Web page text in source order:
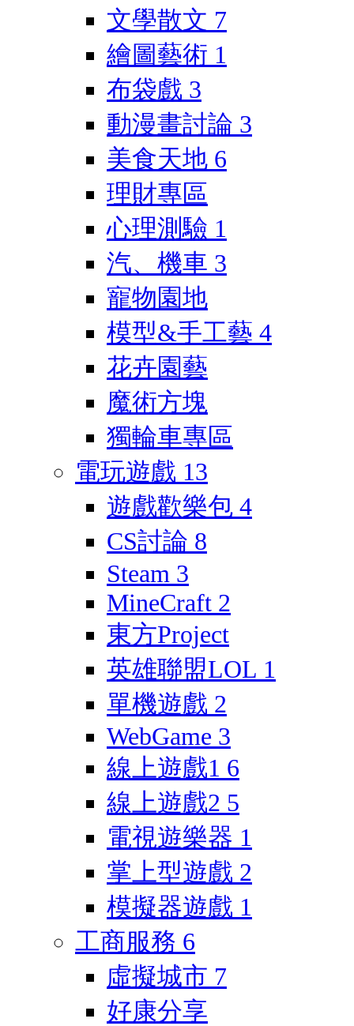
文學散文 7
繪圖藝術 1
布袋戲 3
動漫畫討論 3
美食天地 6
理財專區
心理測驗 1
汽、機車 3
寵物園地
模型&手工藝 4
花卉園藝
魔術方塊
獨輪車專區
電玩遊戲 13
遊戲歡樂包 4
CS討論 8
Steam 3
MineCraft 2
東方Project
英雄聯盟LOL 1
單機遊戲 2
WebGame 3
線上遊戲1 6
線上遊戲2 5
電視遊樂器 1
掌上型遊戲 2
模擬器遊戲 1
工商服務 6
虛擬城市 7
好康分享